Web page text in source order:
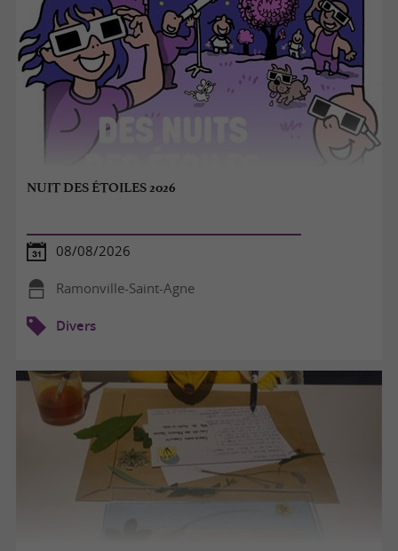
NUIT DES ÉTOILES 2026
08/08/2026
Ramonville-Saint-Agne
Divers